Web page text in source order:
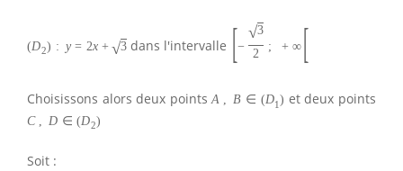
(D2) : y = 2x + √3 dans l'intervalle [−
√3
2
; + ∞ [
Choisissons alors deux pointsA , B ∈ (D1) et deux points
C D ∈ (D2)
Soit :